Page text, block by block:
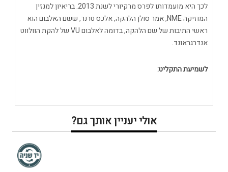
לכך היא מועמדותו לפרס מרקיורי לשנת 2013. בריאיון למגזין
המוזיקה NME, אמר סולן הלהקה, אלכס טרנר, ששם האלבום הוא
ראשי התיבות של שם הלהקה, בדומה לאלבום VU של להקת הוולווט
אנדרגראונד.
לשמיעת התקליט:
אולי יעניין אותך גם?